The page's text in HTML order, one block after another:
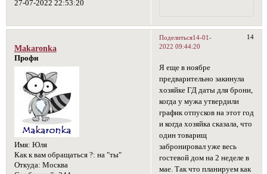
27-07-2022 22:53:20
Поделиться 14
14-01-
2022 09:44:20
Makaronka
Профи
Имя: Юля
Как к вам обращаться ?: на "ты"
Откуда: Москва
Я еще в ноябре
предварительно закинула
хозяйке ГД даты для брони,
когда у мужа утвердили
график отпусков на этот год
и когда хозяйка сказала, что
один товарищ
забронировал уже весь
гостевой дом на 2 неделе в
мае. Так что планируем как